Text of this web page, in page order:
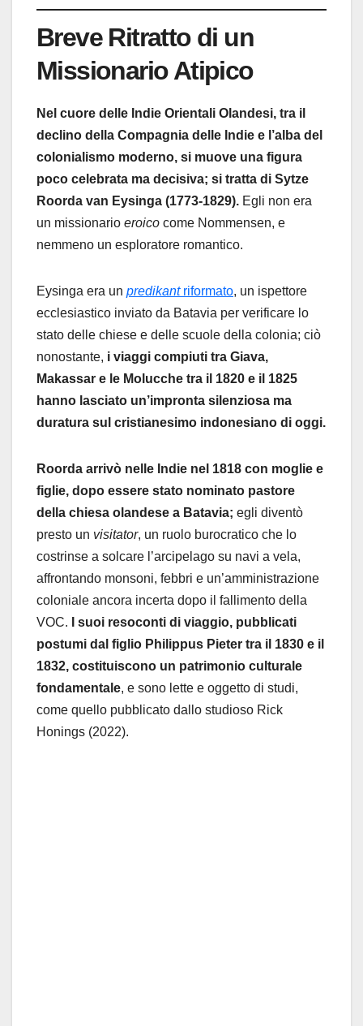
Breve Ritratto di un
Missionario Atipico
Nel cuore delle Indie Orientali Olandesi, tra il
declino della Compagnia delle Indie e l’alba del
colonialismo moderno, si muove una figura
poco celebrata ma decisiva; si tratta di Sytze
Roorda van Eysinga (1773-1829). Egli non era
un missionario eroico come Nommensen, e
nemmeno un esploratore romantico.
Eysinga era un predikant riformato, un ispettore
ecclesiastico inviato da Batavia per verificare lo
stato delle chiese e delle scuole della colonia; ciò
nonostante, i viaggi compiuti tra Giava,
Makassar e le Molucche tra il 1820 e il 1825
hanno lasciato un’impronta silenziosa ma
duratura sul cristianesimo indonesiano di oggi.
Roorda arrivò nelle Indie nel 1818 con moglie e
figlie, dopo essere stato nominato pastore
della chiesa olandese a Batavia; egli diventò
presto un visitator, un ruolo burocratico che lo
costrinse a solcare l’arcipelago su navi a vela,
affrontando monsoni, febbri e un’amministrazione
coloniale ancora incerta dopo il fallimento della
VOC. I suoi resoconti di viaggio, pubblicati
postumi dal figlio Philippus Pieter tra il 1830 e il
1832, costituiscono un patrimonio culturale
fondamentale, e sono lette e oggetto di studi,
come quello pubblicato dallo studioso Rick
Honings (2022).